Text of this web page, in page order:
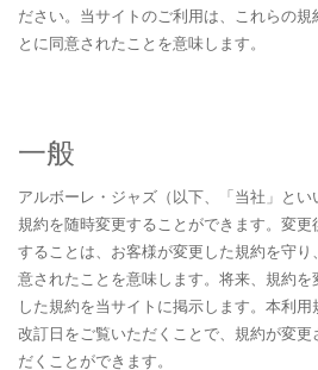
ださい。当サイトのご利用は、これらの
とに同意されたことを意味します。
一般
アルボーレ・ジャズ（以下、「当社」と
規約を随時変更することができます。変
することは、お客様が変更した規約を守
意されたことを意味します。将来、規約
した規約を当サイトに掲示します。本利
改訂日をご覧いただくことで、規約が変
だくことができます。